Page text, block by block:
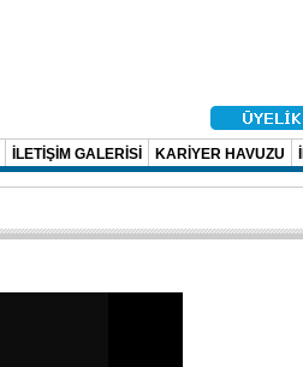
İLETİŞİM GALERİSİ KARİYER HAVUZU